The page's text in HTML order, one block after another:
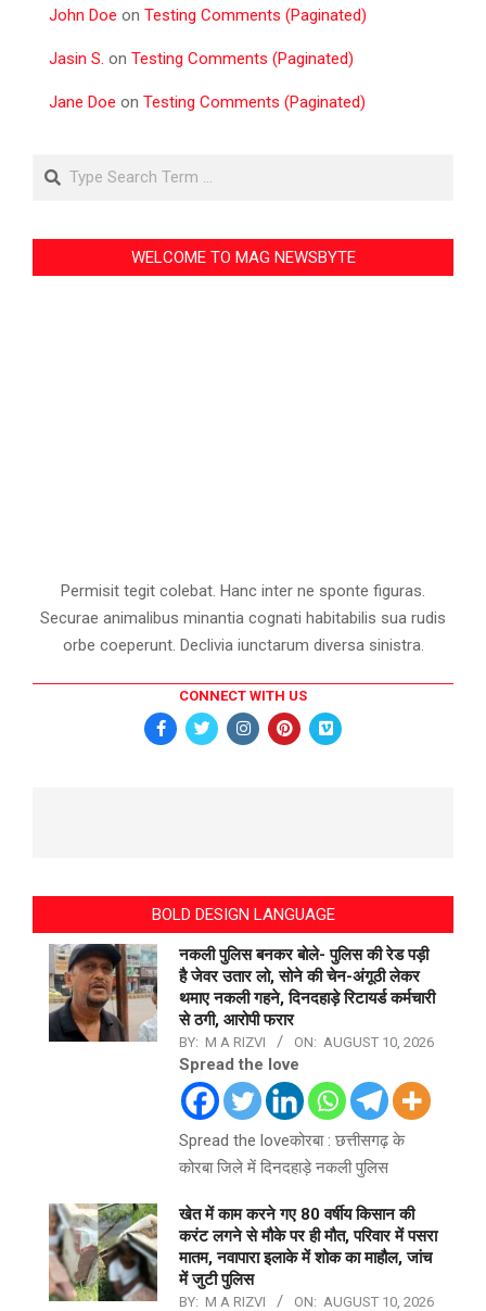
John Doe on Testing Comments (Paginated)
Jasin S. on Testing Comments (Paginated)
Jane Doe on Testing Comments (Paginated)
Search
WELCOME TO MAG NEWSBYTE
Permisit tegit colebat. Hanc inter ne sponte figuras.
Securae animalibus minantia cognati habitabilis sua rudis
orbe coeperunt. Declivia iunctarum diversa sinistra.
CONNECT WITH US
BOLD DESIGN LANGUAGE
नकली पुलिस बनकर बोले- पुलिस की रेड पड़ी
है जेवर उतार लो, सोने की चेन-अंगूठी लेकर
थमाए नकली गहने, दिनदहाड़े रिटायर्ड कर्मचारी
से ठगी, आरोपी फरार
BY: M A RIZVI ON: AUGUST 10, 2026
Spread the love
Spread the loveकोरबा : छत्तीसगढ़ के
कोरबा जिले में दिनदहाड़े नकली पुलिस
खेत में काम करने गए 80 वर्षीय किसान की
करंट लगने से मौके पर ही मौत, परिवार में पसरा
मातम, नवापारा इलाके में शोक का माहौल, जांच
में जुटी पुलिस
BY: M A RIZVI ON: AUGUST 10, 2026